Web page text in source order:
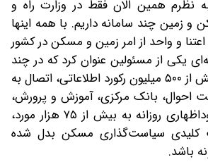
نظرم همین الان فقط در وزارت راه و
و زمین چند سامانه داریم. با همه اینها
و واحد از امر زمین و مسکن در کشور
یکی از مسئولین عنوان کرد که در چند
ماه اخیر با تجمیع بیش از ۵۰۰ میلیون رکورد اطلاعاتی، اتصال به
احوال، بانک مرکزی، آموزش و پرورش،
بیمه و...)، و رشد خوداظهاری روزانه به بیش از ۷۵ هزار مورد،
کلیدی سیاست‌گذاری مسکن بدل شده
باشد.